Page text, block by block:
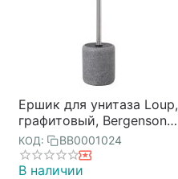
Ершик для унитаза Loup,
графитовый, Bergenson
Bjorn Bath
КОД: BB0001024
В наличии